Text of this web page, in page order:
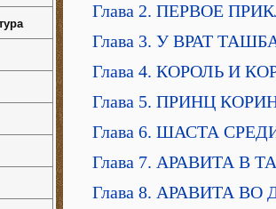
Глава 2. ПЕРВОЕ
Глава 3. У ВРАТ
Глава 4. КОРОЛЬ И
Глава 5. ПРИНЦ
Глава 6. ШАСТА
Глава 7. АРАВИТА В
Глава 8. АРАВИТА ВО